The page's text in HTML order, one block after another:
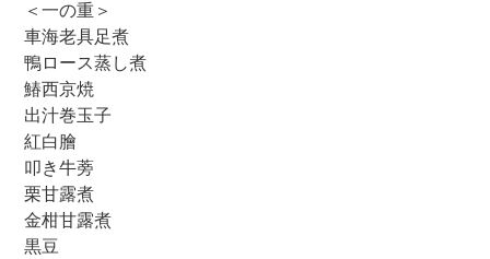
＜一の重＞
車海老具足煮
鴨ロース蒸し煮
鰆西京焼
出汁巻玉子
紅白膾
叩き牛蒡
栗甘露煮
金柑甘露煮
黒豆